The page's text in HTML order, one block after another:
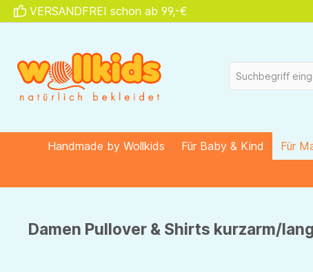
Zur Hauptnavigation springen
VERSANDFREI schon ab 99,-€
Handmade by Wollkids Für Baby & Kind Für
Damen Pullover & Shirts kurzarm/